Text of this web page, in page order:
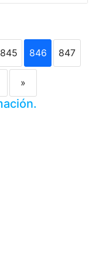
845 846 847
»